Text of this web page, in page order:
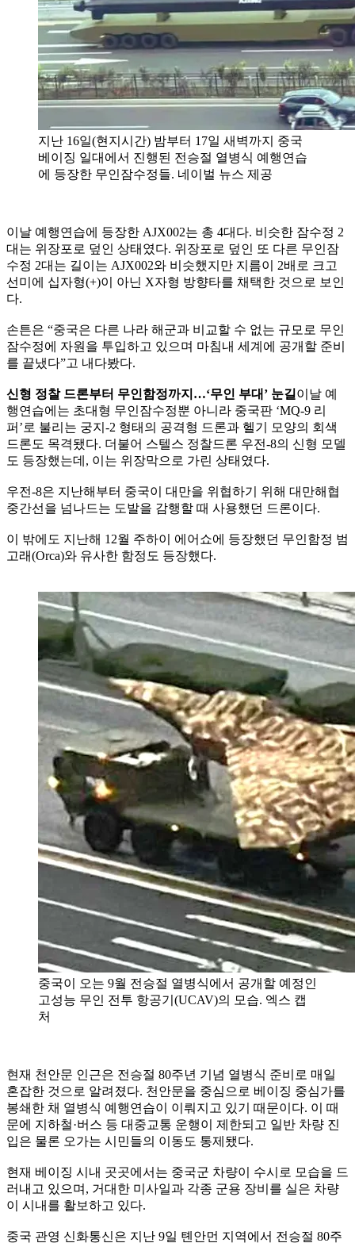
지난 16일(현지시간) 밤부터 17일 새벽까지 중국
베이징 일대에서 진행된 전승절 열병식 예행연습
에 등장한 무인잠수정들. 네이벌 뉴스 제공
이날 예행연습에 등장한 AJX002는 총 4대다. 비슷한 잠수정 2
대는 위장포로 덮인 상태였다. 위장포로 덮인 또 다른 무인잠
수정 2대는 길이는 AJX002와 비슷했지만 지름이 2배로 크고
선미에 십자형(+)이 아닌 X자형 방향타를 채택한 것으로 보인
다.
손튼은 “중국은 다른 나라 해군과 비교할 수 없는 규모로 무인
잠수정에 자원을 투입하고 있으며 마침내 세계에 공개할 준비
를 끝냈다”고 내다봤다.
신형 정찰 드론부터 무인함정까지…‘무인 부대’ 눈길 이날 예
행연습에는 초대형 무인잠수정뿐 아니라 중국판 ‘MQ-9 리
퍼’로 불리는 궁지-2 형태의 공격형 드론과 헬기 모양의 회색
드론도 목격됐다. 더불어 스텔스 정찰드론 우전-8의 신형 모델
도 등장했는데, 이는 위장막으로 가린 상태였다.
우전-8은 지난해부터 중국이 대만을 위협하기 위해 대만해협
중간선을 넘나드는 도발을 감행할 때 사용했던 드론이다.
이 밖에도 지난해 12월 주하이 에어쇼에 등장했던 무인함정 범
고래(Orca)와 유사한 함정도 등장했다.
중국이 오는 9월 전승절 열병식에서 공개할 예정인
고성능 무인 전투 항공기(UCAV)의 모습. 엑스 캡
처
현재 천안문 인근은 전승절 80주년 기념 열병식 준비로 매일
혼잡한 것으로 알려졌다. 천안문을 중심으로 베이징 중심가를
봉쇄한 채 열병식 예행연습이 이뤄지고 있기 때문이다. 이 때
문에 지하철·버스 등 대중교통 운행이 제한되고 일반 차량 진
입은 물론 오가는 시민들의 이동도 통제됐다.
현재 베이징 시내 곳곳에서는 중국군 차량이 수시로 모습을 드
러내고 있으며, 거대한 미사일과 각종 군용 장비를 실은 차량
이 시내를 활보하고 있다.
중국 관영 신화통신은 지난 9일 톈안먼 지역에서 전승절 80주